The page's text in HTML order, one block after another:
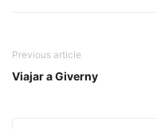
Previous article
Viajar a Giverny